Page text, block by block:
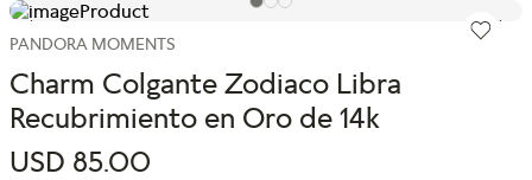
PANDORA MOMENTS
Charm Colgante Zodiaco Libra
Recubrimiento en Oro de 14k
USD 85.00